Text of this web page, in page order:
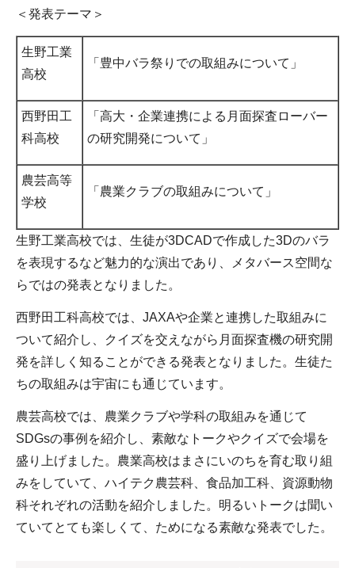
＜発表テーマ＞
生野工業
高校
「豊中バラ祭りでの取組みについて」
西野田工
科高校
「高大・企業連携による月面探査ローバー
の研究開発について」
農芸高等
学校
「農業クラブの取組みについて」
生野工業高校では、生徒が3DCADで作成した3Dのバラ
を表現するなど魅力的な演出であり、メタバース空間な
らではの発表となりました。
西野田工科高校では、JAXAや企業と連携した取組みに
ついて紹介し、クイズを交えながら月面探査機の研究開
発を詳しく知ることができる発表となりました。生徒た
ちの取組みは宇宙にも通じています。
農芸高校では、農業クラブや学科の取組みを通じて
SDGsの事例を紹介し、 素敵なトークやクイズで会場を
盛り上げました。農業高校はまさにいのちを育む取り組
みをしていて、ハイテク農芸科、食品加工科、資源動物
科それぞれの活動を紹介しました。明るいトークは聞い
ていてとても楽しくて、ためになる素敵な発表でした。